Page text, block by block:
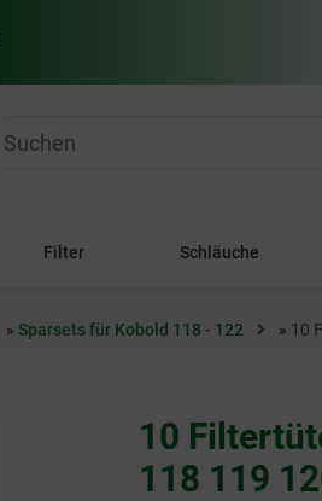
Filter Schläuche
» Sparsets für Kobold 118 - 122 » 10
10
118 119